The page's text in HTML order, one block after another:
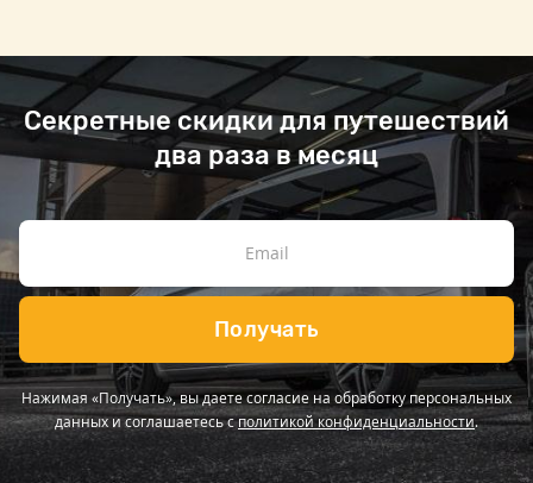
Секретные скидки для путешествий
два раза в месяц
Получать
Нажимая «Получать», вы даете согласие на обработку персональных
данных и соглашаетесь сполитикой конфиденциальности.